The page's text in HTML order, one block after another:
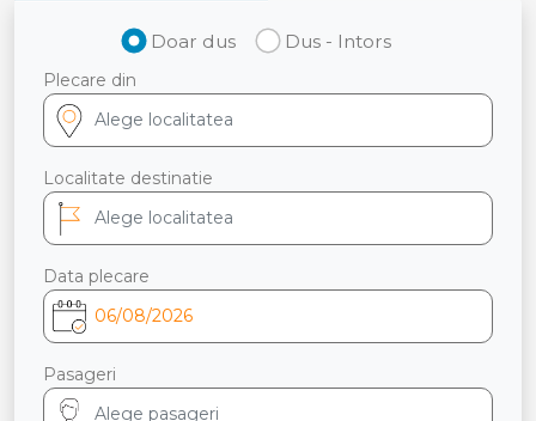
Doar dus Dus - Intors
Plecare din
Localitate destinatie
Data plecare
Pasageri